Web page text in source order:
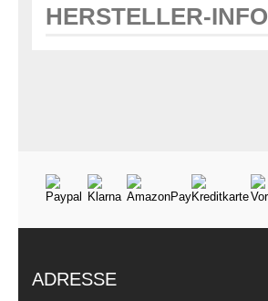
HERSTELLER-INFO
ADRESSE